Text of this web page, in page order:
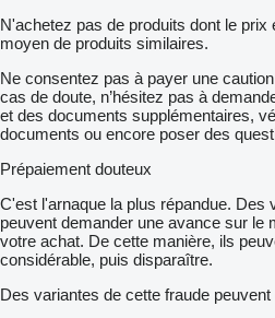
N'achetez pas de produits dont le prix
moyen de produits similaires.
Ne consentez pas à payer une
cas de doute, n’hésitez pas à
et des documents supplémentaires,
documents ou encore poser des
Prépaiement douteux
C'est l'arnaque la plus répandue. Des
peuvent demander une avance sur le
votre achat. De cette manière, ils
considérable, puis disparaître.
Des variantes de cette fraude peuvent